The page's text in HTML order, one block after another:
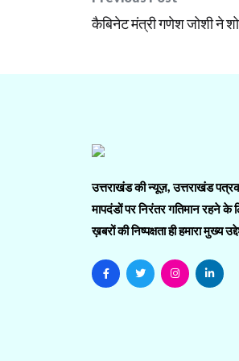
navigation
कैबिनेट मंत्री गणेश जोशी ने
उत्तराखंड की न्यूज़, उत्तराखंड
मापदंडों पर निरंतर गतिमान रहने के
ख़बरों की निष्पक्षता ही हमारा मुख्य